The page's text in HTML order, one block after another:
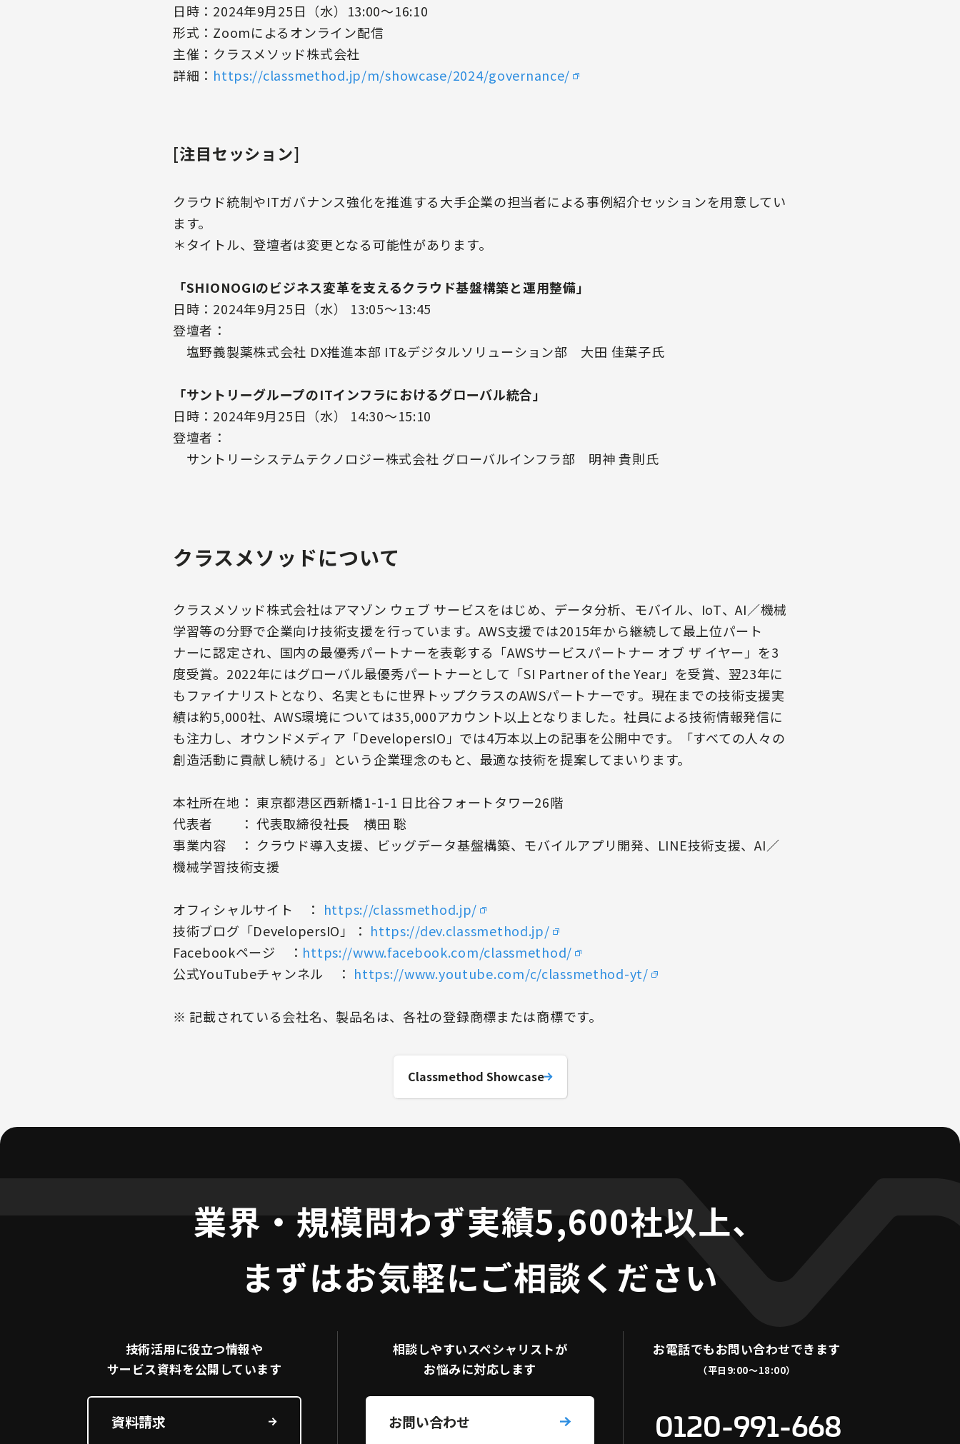
日時：2024年9月25日（水）13:00〜16:10
形式：Zoomによるオンライン配信
主催：クラスメソッド株式会社
詳細： https://classmethod.jp/m/showcase/2024/governance/
[注目セッション]
クラウド統制やITガバナンス強化を推進する大手企業の担当者による事例紹介セッションを用意してい
ます。
＊タイトル、登壇者は変更となる可能性があります。
「SHIONOGIのビジネス変革を支えるクラウド基盤構築と運用整備」
日時：2024年9月25日（水） 13:05〜13:45
登壇者：
塩野義製薬株式会社 DX推進本部 IT&デジタルソリューション部 大田 佳葉子氏
「サントリーグループのITインフラにおけるグローバル統合」
日時：2024年9月25日（水） 14:30〜15:10
登壇者：
サントリーシステムテクノロジー株式会社 グローバルインフラ部 明神 貴則氏
クラスメソッドについて
クラスメソッド株式会社はアマゾン ウェブ サービスをはじめ、データ分析、モバイル、IoT、AI／機械
学習等の分野で企業向け技術支援を行っています。AWS支援では2015年から継続して最上位パート
ナーに認定され、国内の最優秀パートナーを表彰する「AWSサービスパートナー オブ ザ イヤー」を3
度受賞。2022年にはグローバル最優秀パートナーとして「SI Partner of the Year」を受賞、翌23年に
もファイナリストとなり、名実ともに世界トップクラスのAWSパートナーです。現在までの技術支援実
績は約5,000社、AWS環境については35,000アカウント以上となりました。社員による技術情報発信に
も注力し、オウンドメディア「DevelopersIO」では4万本以上の記事を公開中です。「すべての人々の
創造活動に貢献し続ける」という企業理念のもと、最適な技術を提案してまいります。
本社所在地： 東京都港区西新橋1-1-1 日比谷フォートタワー26階
代表者 ： 代表取締役社長 横田 聡
事業内容 ： クラウド導入支援、ビッグデータ基盤構築、モバイルアプリ開発、LINE技術支援、AI／
機械学習技術支援
オフィシャルサイト ： https://classmethod.jp/
技術ブログ「DevelopersIO」： https://dev.classmethod.jp/
Facebookページ ： https://www.facebook.com/classmethod/
公式YouTubeチャンネル ： https://www.youtube.com/c/classmethod-yt/
※ 記載されている会社名、製品名は、各社の登録商標または商標です。
Classmethod Showcase
業界・規模問わず実績5,600社以上、
まずはお気軽にご相談ください
技術活用に役立つ情報や
サービス資料を公開しています
資料請求
相談しやすいスペシャリストが
お悩みに対応します
お問い合わせ
お電話でもお問い合わせできます
（平日9:00〜18:00）
0120-991-668